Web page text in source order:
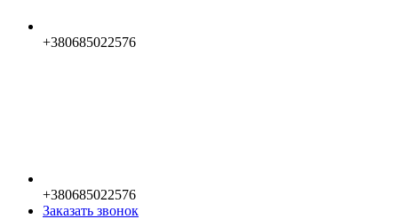
+380685022576
+380685022576
Заказать звонок